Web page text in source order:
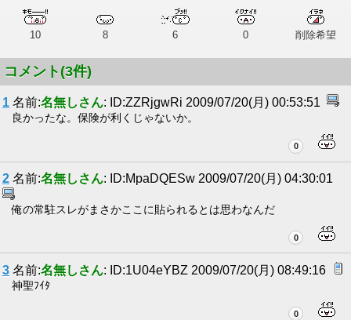
10 8 6 0 削除希望
コメント(3件)
1 名前:名無しさん: ID:ZZRjgwRi 2009/07/20(月) 00:53:51
良かったな。保険が利くじゃないか。
0
2 名前:名無しさん: ID:MpaDQESw 2009/07/20(月) 04:30:01
俺の常駐スレがまさかここに貼られるとは思わなんだ
0
3 名前:名無しさん: ID:1U04eYBZ 2009/07/20(月) 08:49:16
神聖ﾌｲﾀ
0